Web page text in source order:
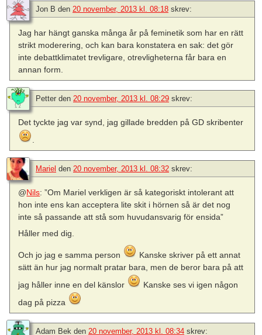
Jon B den 20 november, 2013 kl. 08:18 skrev:
Jag har hängt ganska många år på feminetik som har en rätt
strikt moderering, och kan bara konstatera en sak: det gör
inte debattklimatet trevligare, otrevligheterna får bara en
annan form.
Petter den 20 november, 2013 kl. 08:29 skrev:
Det tyckte jag var synd, jag gillade bredden på GD skribenter
Mariel den 20 november, 2013 kl. 08:32 skrev:
@Nils: ”Om Mariel verkligen är så kategoriskt intolerant att
hon inte ens kan acceptera lite skit i hörnen så är det nog
inte så passande att stå som huvudansvarig för ensida”
Håller med dig.
Och jo jag e samma person
Kanske skriver på ett annat
sätt än hur jag normalt pratar bara, men de beror bara på att
jag håller inne en del känslor
Kanske ses vi igen någon
dag på pizza
Adam Bek den 20 november, 2013 kl. 08:34 skrev: